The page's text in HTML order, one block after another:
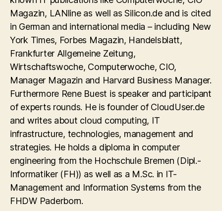
Magazin, LANline as well as Silicon.de and is cited
in German and international media – including New
York Times, Forbes Magazin, Handelsblatt,
Frankfurter Allgemeine Zeitung,
Wirtschaftswoche, Computerwoche, CIO,
Manager Magazin and Harvard Business Manager.
Furthermore Rene Buest is speaker and participant
of experts rounds. He is founder of CloudUser.de
and writes about cloud computing, IT
infrastructure, technologies, management and
strategies. He holds a diploma in computer
engineering from the Hochschule Bremen (Dipl.-
Informatiker (FH)) as well as a M.Sc. in IT-
Management and Information Systems from the
FHDW Paderborn.